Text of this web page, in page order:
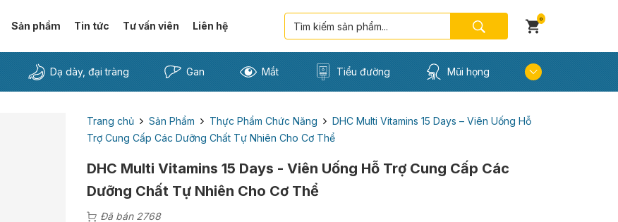
Sản phẩm Tin tức Tư vấn viên Liên hệ
0
Dạ dày, đại tràng Gan Mắt Tiểu đường Mũi họng
Trang chủ Sản Phẩm Thực Phẩm Chức Năng
DHC Multi Vitamins 15 Days – Viên Uống Hỗ
Trợ Cung Cấp Các Dưỡng Chất Tự Nhiên Cho Cơ Thể
DHC Multi Vitamins 15 Days - Viên Uống Hỗ Trợ Cung Cấp Các
Dưỡng Chất Tự Nhiên Cho Cơ Thể
Đã bán 2768